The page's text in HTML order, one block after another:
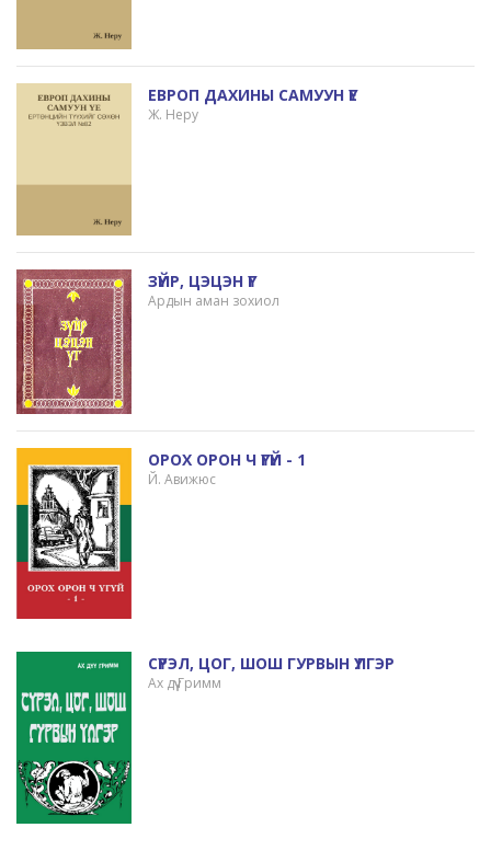
ЕВРОП ДАХИНЫ САМУУН ҮЕ
Ж. Неру
ЗҮЙР, ЦЭЦЭН ҮГ
Ардын аман зохиол
ОРОХ ОРОН Ч ҮГҮЙ - 1
Й. Авижюс
СҮРЭЛ, ЦОГ, ШОШ ГУРВЫН ҮЛГЭР
Ах дүү Гримм